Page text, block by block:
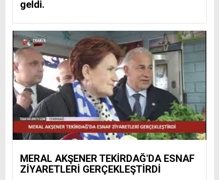
geldi.
MERAL AKŞENER TEKİRDAĞ'DA ESNAF
ZİYARETLERİ GERÇEKLEŞTİRDİ